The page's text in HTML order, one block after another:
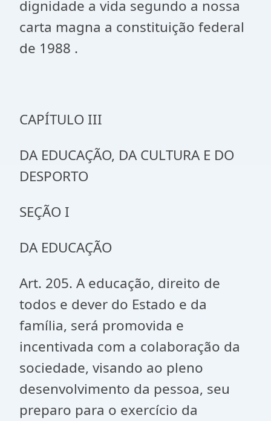
dignidade a vida segundo a nossa
carta magna a constituição federal
de 1988 .
CAPÍTULO III
DA EDUCAÇÃO, DA CULTURA E DO
DESPORTO
SEÇÃO I
DA EDUCAÇÃO
Art. 205. A educação, direito de
todos e dever do Estado e da
família, será promovida e
incentivada com a colaboração da
sociedade, visando ao pleno
desenvolvimento da pessoa, seu
preparo para o exercício da